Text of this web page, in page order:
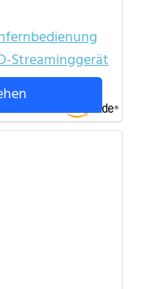
Streaminggerät